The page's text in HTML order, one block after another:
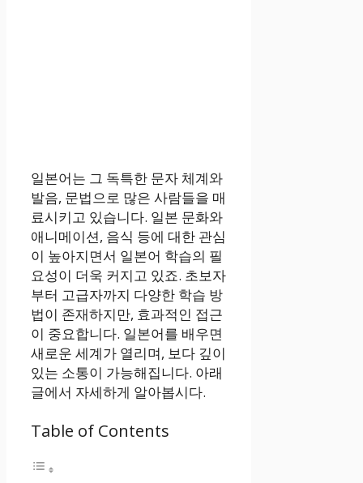
일본어는 그 독특한 문자 체계와
발음, 문법으로 많은 사람들을 매
료시키고 있습니다. 일본 문화와
애니메이션, 음식 등에 대한 관심
이 높아지면서 일본어 학습의 필
요성이 더욱 커지고 있죠. 초보자
부터 고급자까지 다양한 학습 방
법이 존재하지만, 효과적인 접근
이 중요합니다. 일본어를 배우면
새로운 세계가 열리며, 보다 깊이
있는 소통이 가능해집니다. 아래
글에서 자세하게 알아봅시다.
Table of Contents